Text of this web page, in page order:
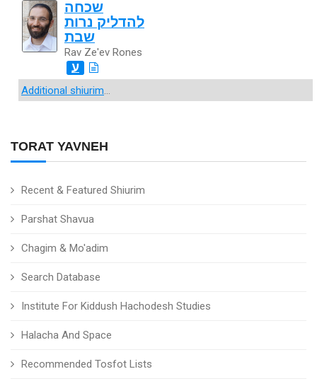
TORAT YAVNEH
Recent & Featured Shiurim
Parshat Shavua
Chagim & Mo'adim
Search Database
Institute For Kiddush Hachodesh Studies
Halacha And Space
Recommended Tosfot Lists
שכחה
להדליק נרות
שבת
Rav Ze'ev Rones
ע
Additional shiurim...